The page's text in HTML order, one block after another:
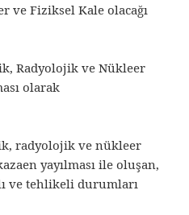
ve Fiziksel Kale olacağı
Radyolojik ve Nükleer
olarak
radyolojik ve nükleer
yayılması ile oluşan,
ve tehlikeli durumları